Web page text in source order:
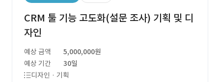
CRM 툴 기능 고도화(설문 조사) 기획 및 디
자인
예상 금액
5,000,000원
예상 기간
30일
디자인 · 기획